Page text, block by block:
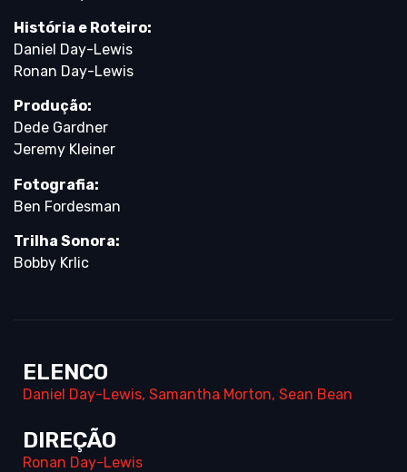
História e Roteiro:
Daniel Day-Lewis
Ronan Day-Lewis
Produção:
Dede Gardner
Jeremy Kleiner
Fotografia:
Ben Fordesman
Trilha Sonora:
Bobby Krlic
ELENCO
Daniel Day-Lewis, Samantha Morton, Sean Bean
DIREÇÃO
Ronan Day-Lewis